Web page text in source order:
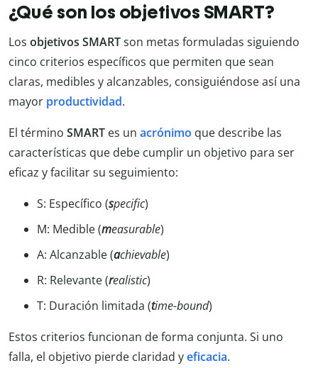
¿Qué son los objetivos SMART?
Los objetivos SMARTson metas formuladas siguiendo
cinco criterios específicos que permiten que sean
claras, medibles y alcanzables, consiguiéndose así una
mayor productividad.
El término SMART es un acrónimo que describe las
características que debe cumplir un objetivo para ser
eficaz y facilitar su seguimiento:
S: Específico (specific)
M: Medible (measurable)
A: Alcanzable (achievable)
R: Relevante (realistic)
T: Duración limitada (time-bound)
Estos criterios funcionan de forma conjunta. Si uno
falla, el objetivo pierde claridad yeficacia.